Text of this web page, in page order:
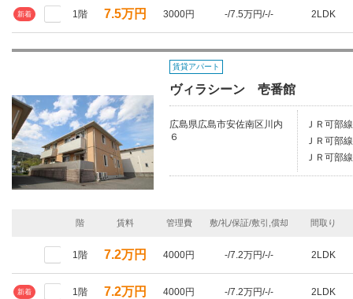
新着 1階 7.5万円 3000円 -/7.5万円/-/- 2LDK
賃貸アパート
ヴィラシーン 壱番館
広島県広島市安佐南区川内
６
ＪＲ可部
ＪＲ可部
ＪＲ可部
階 賃料 管理費 敷/礼/保証/敷引,償却 間取り
1階 7.2万円 4000円 -/7.2万円/-/- 2LDK
新着 1階 7.2万円 4000円 -/7.2万円/-/- 2LDK